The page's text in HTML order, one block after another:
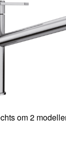
om 2